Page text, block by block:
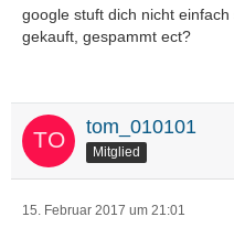
google stuft dich nicht
gekauft, gespammt ect?
tom_010101
Mitglied
15. Februar 2017 um 21:01